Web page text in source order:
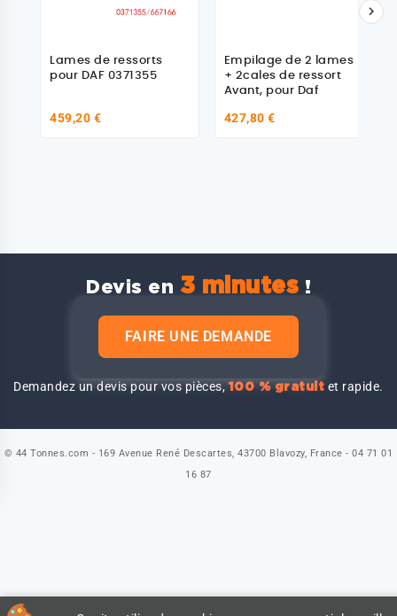
Lames de ressorts
pour DAF 0371355
459,20 €
Empilage de 2 lames
+ 2cales de ressort
Avant, pour Daf
427,80 €

Devis en 3 minutes !
FAIRE UNE DEMANDE
Demandez un devis pour vos pièces,100 % gratuit et rapide.
© 44 Tonnes.com - 169 Avenue René Descartes, 43700 Blavozy, France - 04 71 01
16 87